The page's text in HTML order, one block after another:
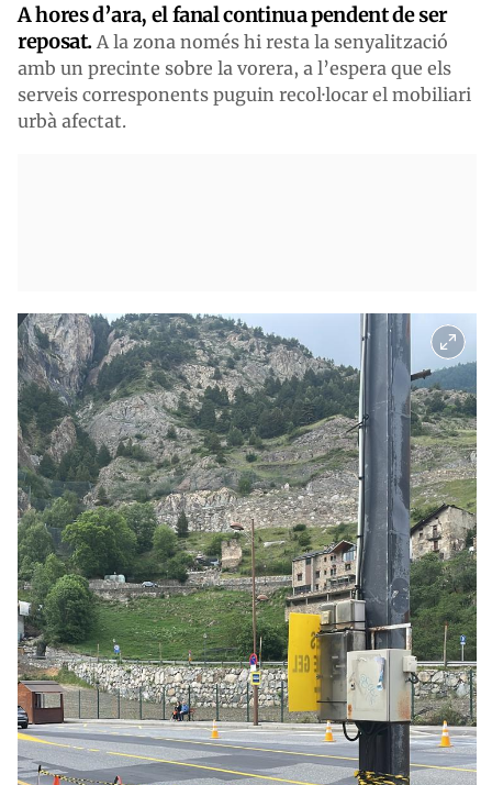
A hores d’ara, el fanal continua pendent de ser
reposat.A la zona només hi resta la senyalització
amb un precinte sobre la vorera, a l’espera que els
serveis corresponents puguin recol·locar el mobiliari
urbà afectat.